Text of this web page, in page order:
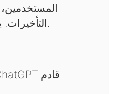
التأخيرات. يرجى التحلي بالصبر.
الذكاء الاصطناعي ChatGPT قادم